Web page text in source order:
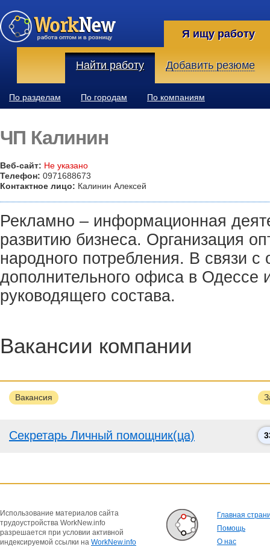
Я ищу работу
Найти работу Добавить резюме
По разделам По городам По компаниям
ЧП Калинин
Веб-сайт: Не указано
Телефон: 0971688673
Контактное лицо: Калинин Алексей
Рекламно – информационная
развитию бизнеса. Организация
народного потребления. В связи с
дополнительного офиса в Одессе
руководящего состава.
Вакансии компании
Вакансия
Секретарь Личный помощник(ца)
Использование материалов сайта
трудоустройства WorkNew.info
разрешается при условии активной
индексируемой ссылки на WorkNew.info
Главная
Помощь
О нас